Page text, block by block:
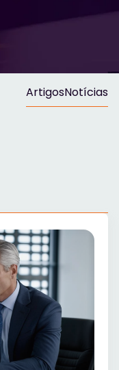
ArtigosNotícias